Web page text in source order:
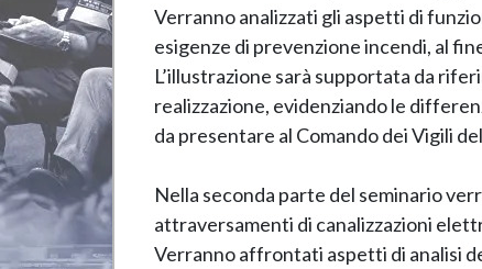
Verranno analizzati gli aspetti di
esigenze di prevenzione incendi, al
L’illustrazione sarà supportata da
realizzazione, evidenziando le
da presentare al Comando dei Vigili
Nella seconda parte del seminario
attraversamenti di canalizzazioni
Verranno affrontati aspetti di analisi